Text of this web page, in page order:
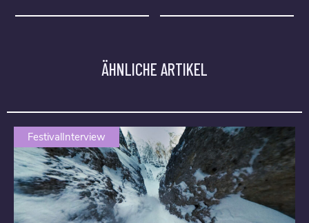
ÄHNLICHE ARTIKEL
FestivalInterview